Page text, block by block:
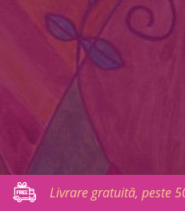
Livrare gratuită, peste